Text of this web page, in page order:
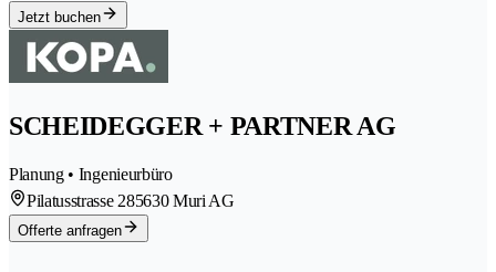
Jetzt buchen
SCHEIDEGGER + PARTNER AG
Planung • Ingenieurbüro
Pilatusstrasse 285630 Muri AG
Offerte anfragen